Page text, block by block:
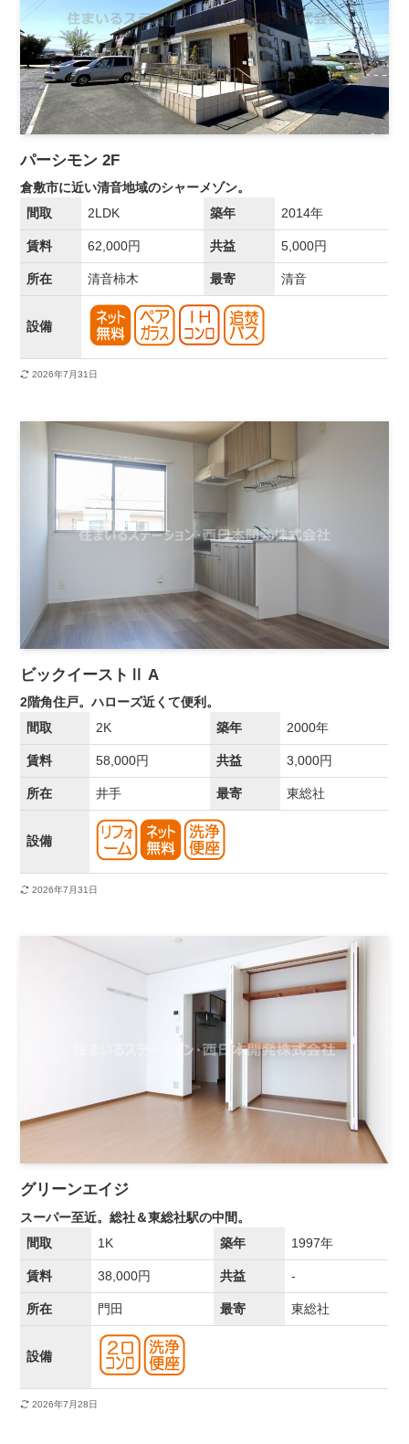
パーシモン 2F
倉敷市に近い清音地域のシャーメゾン。
間取
2LDK 築年 2014年
賃料 62,000円 共益 5,000円
所在 清音柿木 最寄 清音
設備
2026年7月31日
ビックイーストⅡ A
2階角住戸。ハローズ近くて便利。
間取
2K 築年 2000年
賃料 58,000円 共益 3,000円
所在 井手 最寄 東総社
設備
2026年7月31日
グリーンエイジ
スーパー至近。総社＆東総社駅の中間。
間取
1K 築年 1997年
賃料 38,000円 共益 -
所在 門田 最寄 東総社
設備
2026年7月28日